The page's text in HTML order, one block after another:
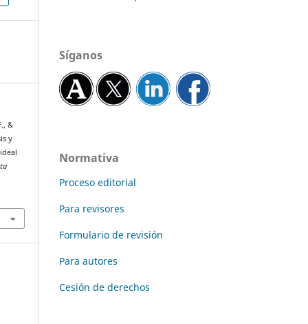
&
y
Síganos
Normativa
Proceso editorial
Para revisores
Formulario de revisión
Para autores
Cesión de derechos